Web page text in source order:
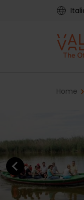
Home
Previous element